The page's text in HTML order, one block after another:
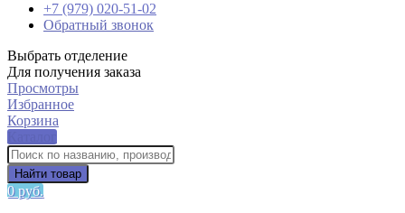
+7 (979) 020-51-02
Обратный звонок
Выбрать отделение
Для получения заказа
Просмотры
Избранное
Корзина
Найти товар
0 руб.